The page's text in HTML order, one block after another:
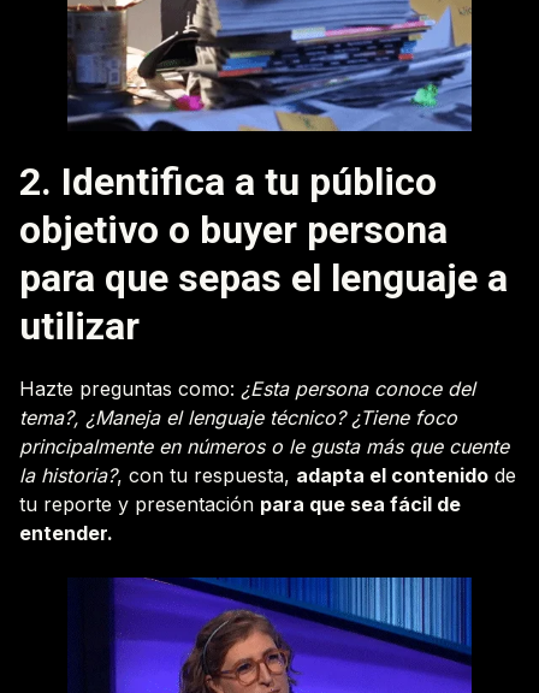
2. Identifica a tu público
objetivo o buyer persona
para que sepas el lenguaje a
utilizar
Hazte preguntas como: ¿Esta persona conoce del
tema?, ¿Maneja el lenguaje técnico? ¿Tiene foco
principalmente en números o le gusta más que cuente
la historia?, con tu respuesta, adapta el contenido de
tu reporte y presentación para que sea fácil de
entender.